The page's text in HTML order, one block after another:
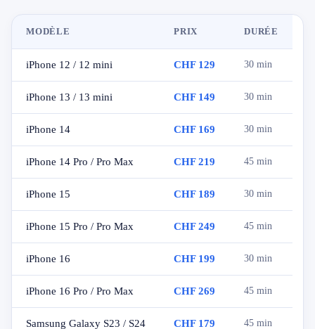
MODÈLE PRIX DURÉE
iPhone 12 / 12 mini CHF 129 30 min
iPhone 13 / 13 mini CHF 149 30 min
iPhone 14 CHF 169 30 min
iPhone 14 Pro / Pro Max CHF 219 45 min
iPhone 15 CHF 189 30 min
iPhone 15 Pro / Pro Max CHF 249 45 min
iPhone 16 CHF 199 30 min
iPhone 16 Pro / Pro Max CHF 269 45 min
Samsung Galaxy S23 / S24 CHF 179 45 min